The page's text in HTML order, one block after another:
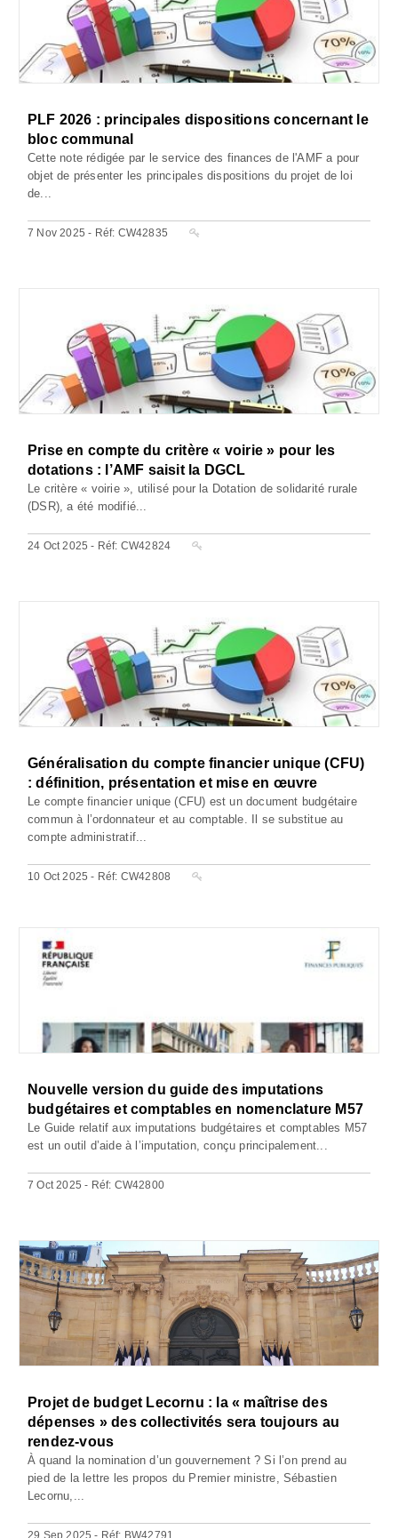
PLF 2026 : principales dispositions concernant le
bloc communal
Cette note rédigée par le service des finances de l'AMF a pour
objet de présenter les principales dispositions du projet de loi
de...
7 Nov 2025 - Réf: CW42835
Prise en compte du critère « voirie » pour les
dotations : l’AMF saisit la DGCL
Le critère « voirie », utilisé pour la Dotation de solidarité rurale
(DSR), a été modifié...
24 Oct 2025 - Réf: CW42824
Généralisation du compte financier unique (CFU)
: définition, présentation et mise en œuvre
Le compte financier unique (CFU) est un document budgétaire
commun à l’ordonnateur et au comptable. Il se substitue au
compte administratif...
10 Oct 2025 - Réf: CW42808
Nouvelle version du guide des imputations
budgétaires et comptables en nomenclature M57
Le Guide relatif aux imputations budgétaires et comptables M57
est un outil d’aide à l’imputation, conçu principalement...
7 Oct 2025 - Réf: CW42800
Projet de budget Lecornu : la « maîtrise des
dépenses » des collectivités sera toujours au
rendez-vous
À quand la nomination d’un gouvernement ? Si l’on prend au
pied de la lettre les propos du Premier ministre, Sébastien
Lecornu,...
29 Sep 2025 - Réf: BW42791